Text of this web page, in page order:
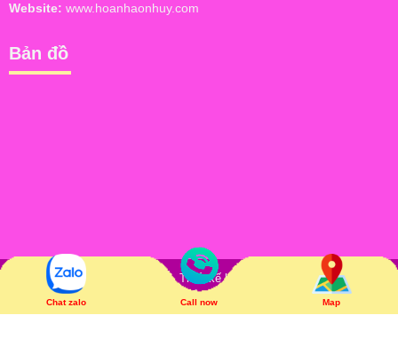
Chat zalo Call now Map
Website: www.hoanhaonhuy.com
Bản đồ
Bản quyền © Hoàn Hảo Như Ý. Thiết kế bởi
. Trực tuyến: 6
| Hôm nay: 73 | Tổng truy cập: 74,626